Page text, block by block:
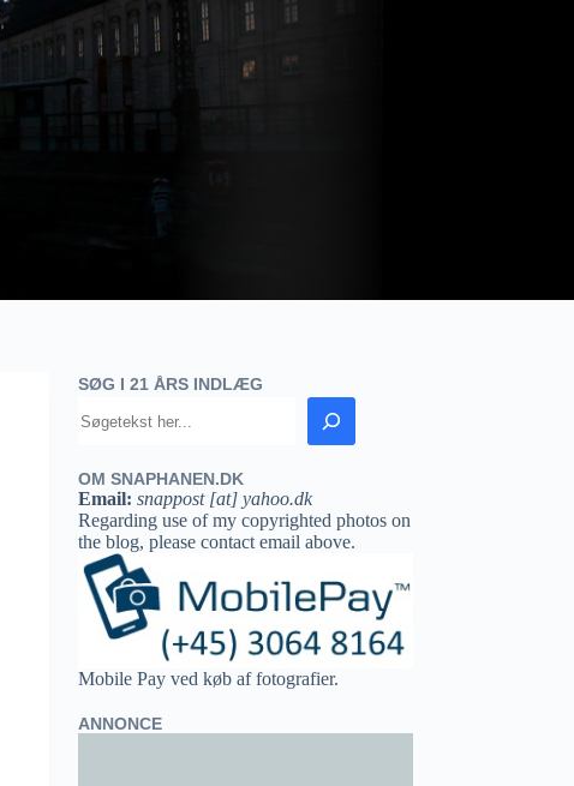
SØG I 21 ÅRS INDLÆG
OM SNAPHANEN.DK
Email: snappost [at] yahoo.dk
Regarding use of my copyrighted photos on
the blog, please contact email above.
Mobile Pay ved køb af fotografier.
ANNONCE